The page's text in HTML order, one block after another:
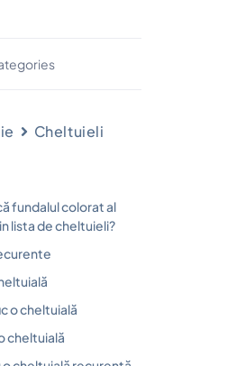
Cheltuieli
fundalul colorat al
lista de cheltuieli?
o cheltuială
cheltuială